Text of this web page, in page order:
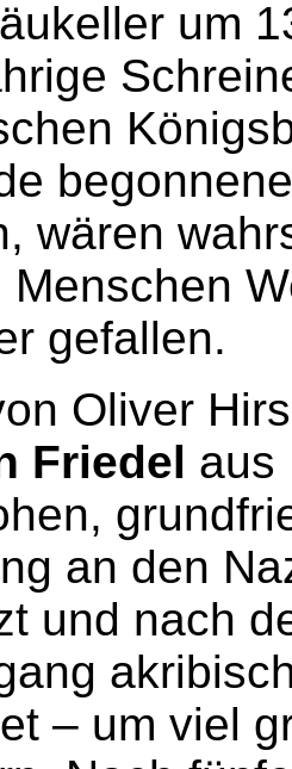
um
wären
Menschen
gefallen.
Oliver
Friedel aus
an den
und nach
– um viel